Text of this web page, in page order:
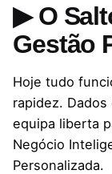
▶ O
Gestão
Hoje tudo
rapidez.
equipa liberta
Negócio
Personalizada.